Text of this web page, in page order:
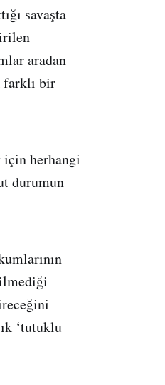
savaşta
aradan
farklı bir
için herhangi
durumun
‘tutuklu